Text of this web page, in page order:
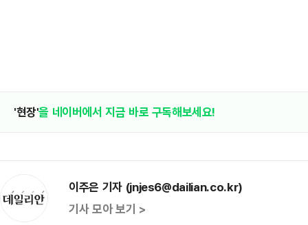
'현장'을 네이버에서 지금 바로 구독해보세요!
이주은 기자 (jnjes6@dailian.co.kr)
기사 모아 보기 >